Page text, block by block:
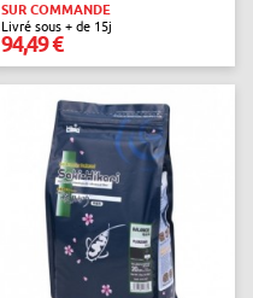
SUR COMMANDE
Livré sous + de 15j
94,49 €